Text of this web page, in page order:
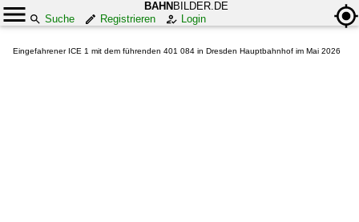
BAHN BILDER.DE
Suche
Registrieren Login
Eingefahrener ICE 1 mit dem führenden 401 084 in Dresden Hauptbahnhof im Mai 2026